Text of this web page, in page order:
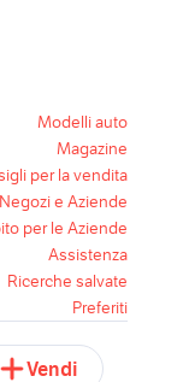
Modelli auto
Magazine
per la vendita
Negozi e Aziende
per le Aziende
Assistenza
Ricerche salvate
Preferiti
Vendi